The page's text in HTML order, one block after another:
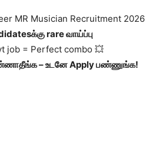
MR Musician Recruitment 2026
rare வாய்ப்பு
job = Perfect combo 💥
– உடனே Apply பண்ணுங்க!